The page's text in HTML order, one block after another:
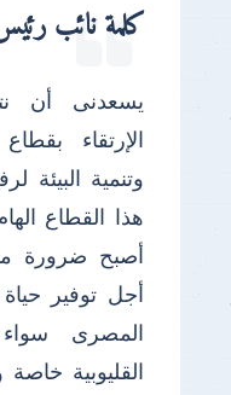
كلمة نائب
يسعدنى أن
الإرتقاء
وتنمية البيئة
هذا القطاع
أصبح ضرورة
أجل توفير
المصرى
القليوبية